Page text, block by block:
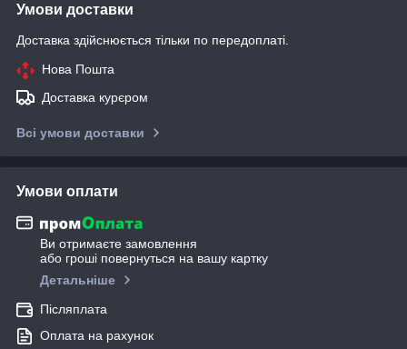
Умови доставки
Доставка здійснюється тільки по передоплаті.
Нова Пошта
Доставка курєром
Всі умови доставки
Умови оплати
Ви отримаєте замовлення
або гроші повернуться на вашу картку
Детальніше
Післяплата
Оплата на рахунок